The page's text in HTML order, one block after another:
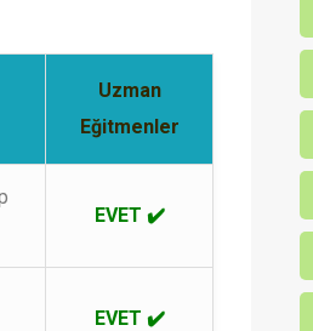
Uzman
Eğitmenler
EVET ✔️
EVET ✔️